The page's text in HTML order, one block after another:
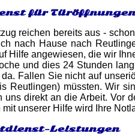
für
reichen bereits aus -
nach Hause nach
Hilfe angewiesen, die wir
und dies 24 Stunden
Fallen Sie nicht auf
Reutlingen) müssten. Wir
direkt an die Arbeit. Vor
unserer Hilfe wird Ihre
Leistungen